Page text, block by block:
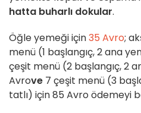
hatta buharlı dokular.
Öğle yemeği için35 Avro;
menü (1 başlangıç, 2 ana
çeşit menü (2 başlangıç, 2
Avrove 7 çeşit menü (3
tatlı) için 85 Avro ödemeyi